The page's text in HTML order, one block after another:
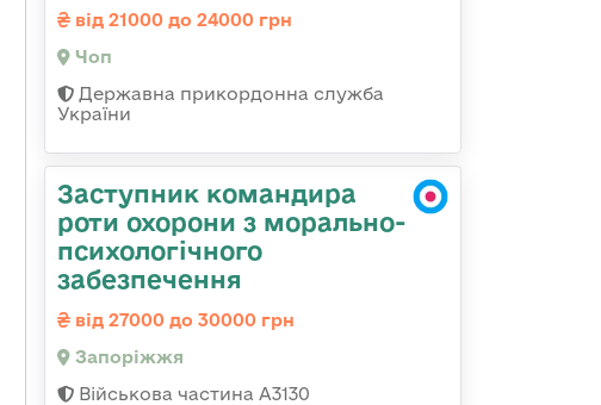
від 21000 до 24000 грн
Чоп
Державна прикордонна служба
України
Заступник командира
роти охорони з морально-
психологічного
забезпечення
від 27000 до 30000 грн
Запоріжжя
Військова частина А3130